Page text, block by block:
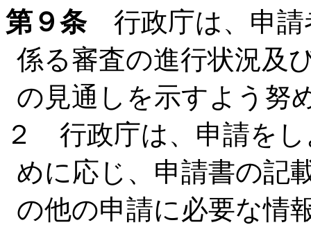
第９条行政庁は、申請
係る審査の進行状況及
の見通しを示すよう努
２ 行政庁は、申請を
めに応じ、申請書の記
の他の申請に必要な情